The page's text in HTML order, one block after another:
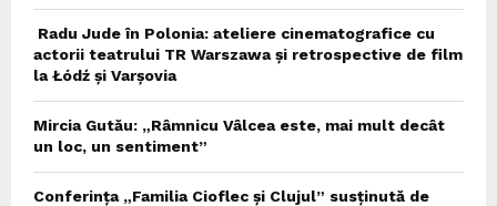
Radu Jude în Polonia: ateliere cinematografice cu
actorii teatrului TR Warszawa și retrospective de film
la Łódź și Varșovia
Mircia Gutău: „Râmnicu Vâlcea este, mai mult decât
un loc, un sentiment”
Conferința „Familia Cioflec și Clujul” susținută de